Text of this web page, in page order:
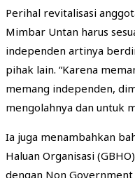
Perihal revitalisasi
Mimbar Untan harus
independen artinya
pihak lain. “Karena
memang independen,
mengolahnya dan untuk
Ia juga menambahkan
Haluan Organisasi
dengan Non